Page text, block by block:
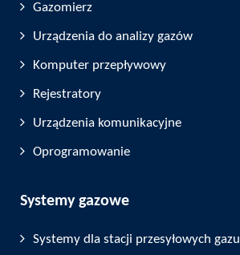
Gazomierz
Urządzenia do analizy gazów
Komputer przepływowy
Rejestratory
Urządzenia komunikacyjne
Oprogramowanie
Systemy gazowe
Systemy dla stacji przesyłowych gazu